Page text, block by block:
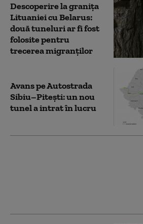
Descoperire la granița
Lituaniei cu Belarus:
două tuneluri ar fi fost
folosite pentru
trecerea migranților
Avans pe Autostrada
Sibiu–Pitești: un nou
tunel a intrat în lucru